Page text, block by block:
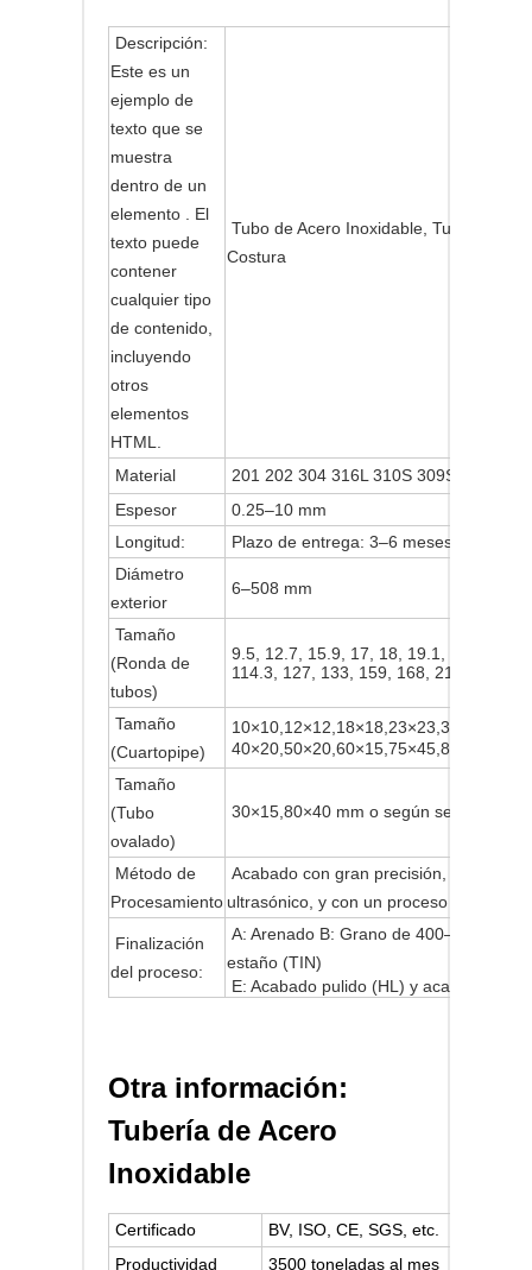
Descripción:
Este es un
ejemplo de
texto que se
muestra
dentro de un
elemento . El
texto puede
contener
cualquier tipo
de contenido,
incluyendo
otros
elementos
HTML.
Tubo de Acero Inoxidable, Tubo de
Costura
Material
201 202 304 316L 310S 309S 321
Espesor
0.25–10 mm
Longitud:
Plazo de entrega: 3–6 meses, o según
Diámetro
exterior
6–508 mm
Tamaño
(Ronda de
tubos)
9.5, 12.7, 15.9, 17, 18, 19.1, 20, 21,
114.3, 127, 133, 159, 168,
219 mm o
Tamaño
(Cuartopipe)
10×10,12×12,18×18,23×23,38
40×20, 50×20,60×15,75×45,80
Tamaño
(Tubo
ovalado)
30×15,80×40 mm o según se
Método de
Procesamiento
Acabado con gran precisión, laminado
ultrasónico, y con un proceso de
Finalización
del proceso:
A: Arenado B: Grano de 400–600 C:
estaño (TIN)
E: Acabado pulido (HL) y acabado
Otra información:
Tubería de Acero
Inoxidable
Certificado
BV, ISO, CE, SGS, etc.
Productividad
3500 toneladas al mes